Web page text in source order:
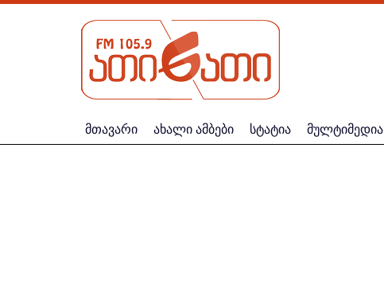
მთავარი ახალი ამბები სტატია მულტიმედია